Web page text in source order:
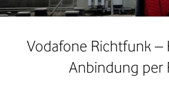
Vodafone Richtfunk –
Anbindung per